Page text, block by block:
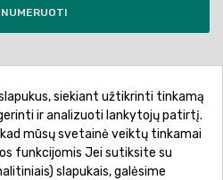
Privatumo politika
Prekių pristatymas
Atsiskaitymo būdai
siekiant užtikrinti tinkamą
ir analizuoti lankytojų patirtį.
mūsų svetainė veiktų tinkamai
funkcijomis Jei sutiksite su
slapukais, galėsime